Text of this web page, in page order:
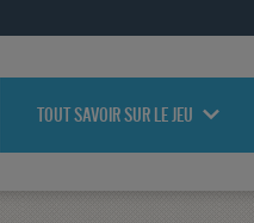
TOUT SAVOIR SUR LE JEU